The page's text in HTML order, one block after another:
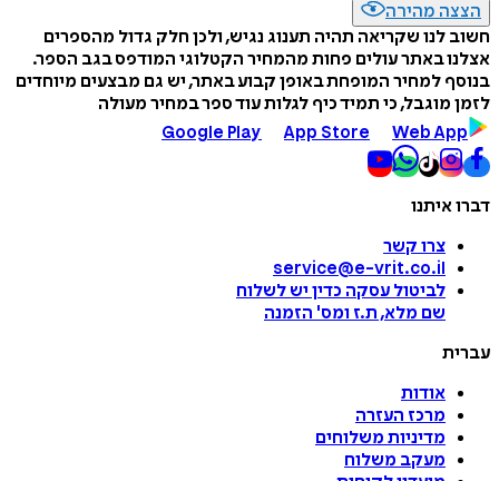
הצצה מהירה
חשוב לנו שקריאה תהיה תענוג נגיש, ולכן חלק גדול מהספרים
אצלנו באתר עולים פחות מהמחיר הקטלוגי המודפס בגב הספר.
בנוסף למחיר המופחת באופן קבוע באתר, יש גם מבצעים מיוחדים
לזמן מוגבל, כי תמיד כיף לגלות עוד ספר במחיר מעולה
Google Play
App Store Web App
דברו איתנו
צרו קשר
service@e-vrit.co.il
לביטול עסקה כדין יש לשלוח
שם מלא, ת.ז ומס' הזמנה
עברית
אודות
מרכז העזרה
מדיניות משלוחים
מעקב משלוח